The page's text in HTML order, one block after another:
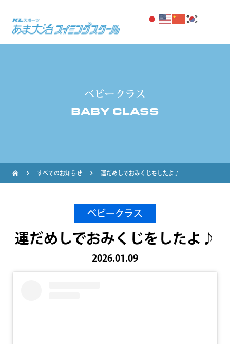
ベビークラス
BABY CLASS
navigate_next すべてのお知らせ navigate_next 運だめしでおみくじをしたよ♪
ベビークラス
運だめしでおみくじをしたよ♪
2026.01.09